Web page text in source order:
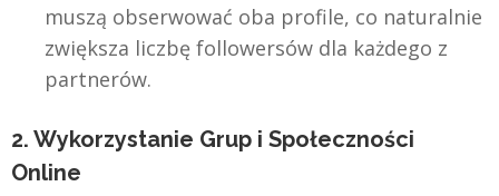
muszą obserwować oba profile, co naturalnie
zwiększa liczbę followersów dla każdego z
partnerów.
2. Wykorzystanie Grup i Społeczności
Online